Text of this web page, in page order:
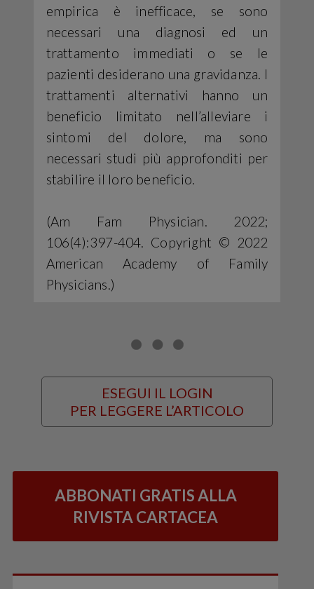
empirica è inefficace, se sono
necessari una diagnosi ed un
trattamento immediati o se le
pazienti desiderano una gravidanza. I
trattamenti alternativi hanno un
beneficio limitato nell’alleviare i
sintomi del dolore, ma sono
necessari studi più approfonditi per
stabilire il loro beneficio.
(Am Fam Physician. 2022;
106(4):397-404. Copyright © 2022
American Academy of Family
Physicians.)
ESEGUI IL LOGIN
PER LEGGERE L’ARTICOLO
ABBONATI GRATIS ALLA
RIVISTA CARTACEA